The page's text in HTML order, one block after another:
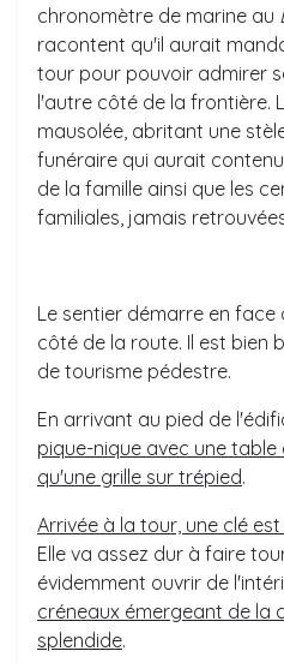
chronomètre de marine au
racontent qu'il aurait
tour pour pouvoir admirer
l'autre côté de la frontière.
mausolée, abritant une
funéraire qui aurait
de la famille ainsi que les
familiales, jamais
Le sentier démarre en
côté de la route. Il est bien
de tourisme pédestre.
En arrivant au pied de
pique-nique avec une
qu'une grille sur trépied.
Arrivée à la tour, une clé
Elle va assez dur à faire
évidemment ouvrir de
créneaux émergeant de la
splendide.